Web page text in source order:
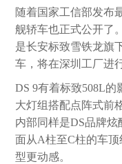
随着国家工信部发布
舰轿车也正式公开了
是长安标致雪铁龙
车，将在深圳工厂进
DS 9有着标致508L
大灯组搭配点阵式前
内部同样是DS品牌炫
面从A柱至C柱的车
型更动感。